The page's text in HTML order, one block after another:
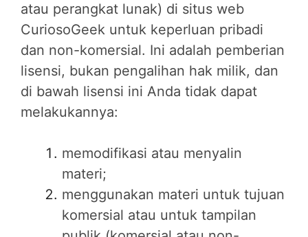
atau perangkat lunak) di situs web
CuriosoGeek untuk keperluan pribadi
dan non-komersial. Ini adalah pemberian
lisensi, bukan pengalihan hak milik, dan
di bawah lisensi ini Anda tidak dapat
melakukannya:
memodifikasi atau menyalin
materi;
menggunakan materi untuk tujuan
komersial atau untuk tampilan